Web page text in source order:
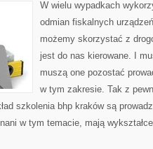
W wielu wypadkach
odmian fiskalnych
możemy skorzystać z
jest do nas kierowane. I
muszą one pozostać
w tym zakresie. Tak z
szkolenia bhp kraków są
w tym temacie, mają